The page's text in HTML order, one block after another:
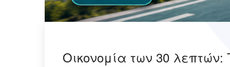
Οικονομία των 30